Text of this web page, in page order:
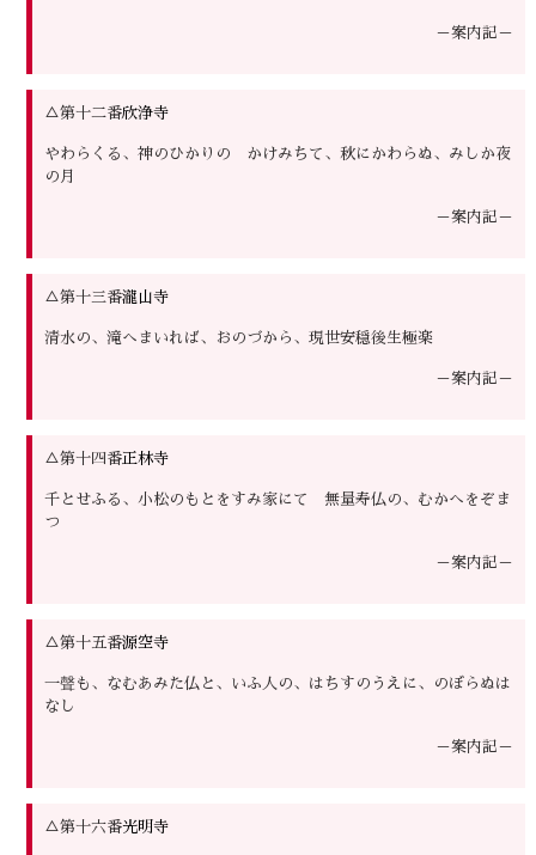
－案内記－
△第十二番欣浄寺
やわらくる、神のひかりの かけみちて、秋にかわらぬ、みしか夜
の月
－案内記－
△第十三番瀧山寺
清水の、滝へまいれば、おのづから、現世安穏後生極楽
－案内記－
△第十四番正林寺
千とせふる、小松のもとをすみ家にて 無量寿仏の、むかへをぞま
つ
－案内記－
△第十五番源空寺
一聲も、なむあみた仏と、いふ人の、はちすのうえに、のぼらぬは
なし
－案内記－
△第十六番光明寺